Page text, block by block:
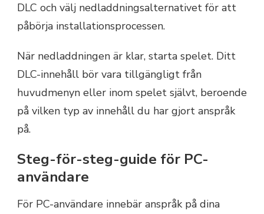
DLC och välj nedladdningsalternativet för att
påbörja installationsprocessen.
När nedladdningen är klar, starta spelet. Ditt
DLC-innehåll bör vara tillgängligt från
huvudmenyn eller inom spelet självt, beroende
på vilken typ av innehåll du har gjort anspråk
på.
Steg-för-steg-guide för PC-
användare
För PC-användare innebär anspråk på dina